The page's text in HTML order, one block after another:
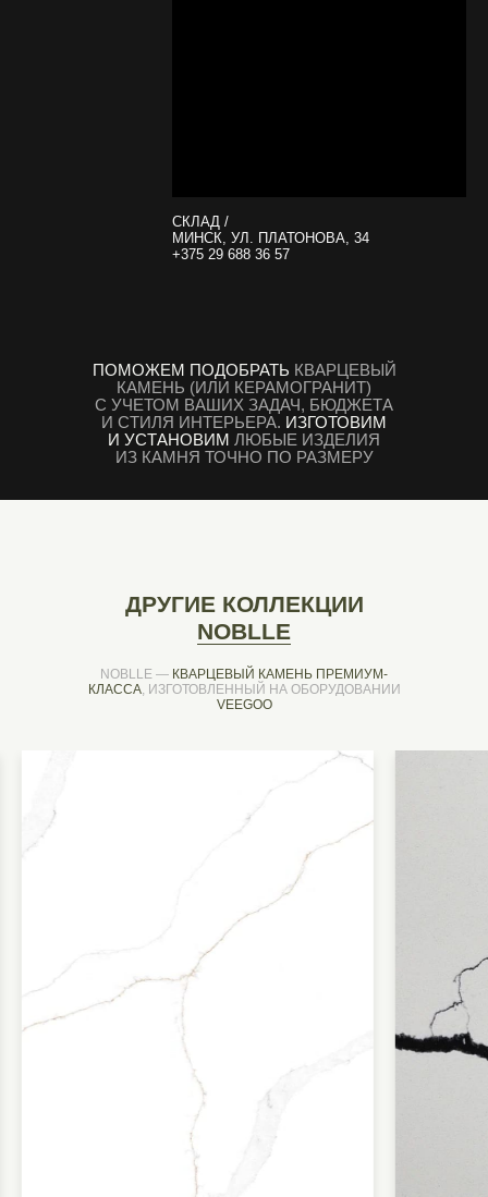
СКЛАД /
МИНСК, УЛ. ПЛАТОНОВА, 34
+375 29 688 36 57
ПОМОЖЕМ ПОДОБРАТЬ КВАРЦЕВЫЙ
КАМЕНЬ (ИЛИ КЕРАМОГРАНИТ)
С УЧЕТОМ ВАШИХ ЗАДАЧ, БЮДЖЕТА
И СТИЛЯ ИНТЕРЬЕРА. ИЗГОТОВИМ
И УСТАНОВИМ ЛЮБЫЕ ИЗДЕЛИЯ
ИЗ КАМНЯ ТОЧНО ПО РАЗМЕРУ
ДРУГИЕ КОЛЛЕКЦИИ
NOBLLE
NOBLLE — КВАРЦЕВЫЙ КАМЕНЬ ПРЕМИУМ-
КЛАССА, ИЗГОТОВЛЕННЫЙ НА ОБОРУДОВАНИИ
VEEGOO